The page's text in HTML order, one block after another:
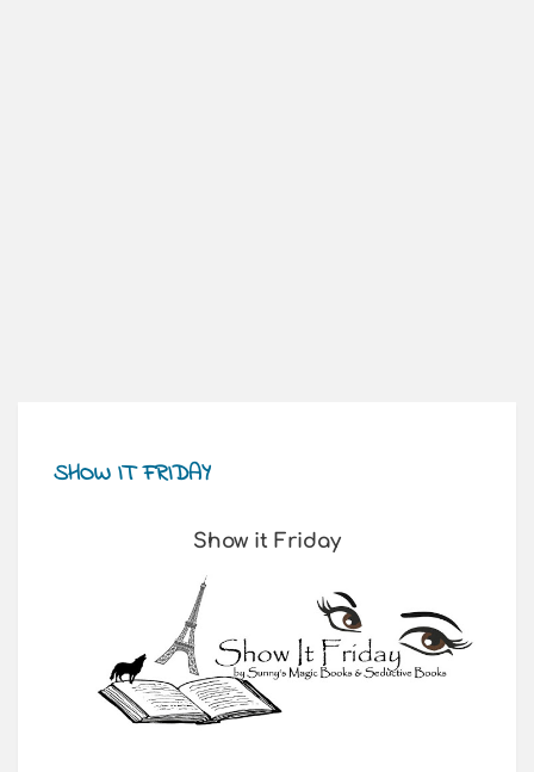
SHOW IT FRIDAY
Show it Friday